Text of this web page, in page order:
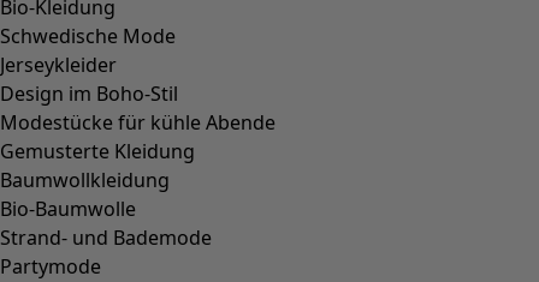
Bio-Kleidung
Schwedische Mode
Jerseykleider
Design im Boho-Stil
Modestücke für kühle Abende
Gemusterte Kleidung
Baumwollkleidung
Bio-Baumwolle
Strand- und Bademode
Partymode